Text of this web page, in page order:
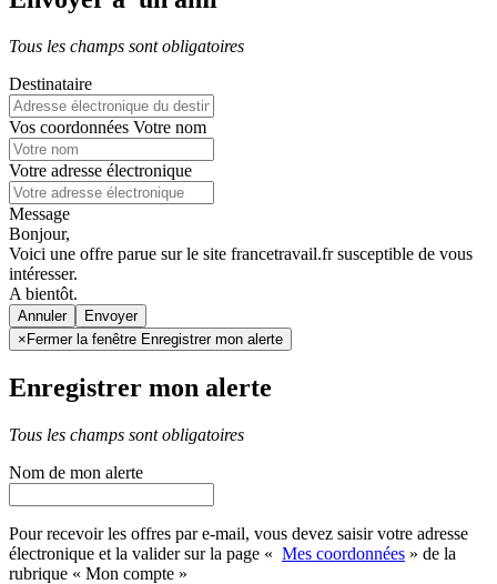
Tous les champs sont obligatoires
Destinataire
Vos coordonnées Votre nom
Votre adresse électronique
Message
Bonjour,
Voici une offre parue sur le site francetravail.fr susceptible de vous
intéresser.
A bientôt.
Annuler
× Fermer la fenêtre Enregistrer mon alerte
Enregistrer mon alerte
Tous les champs sont obligatoires
Nom de mon alerte
Pour recevoir les offres par e-mail, vous devez saisir votre adresse
électronique et la valider sur la page « Mes coordonnées » de la
rubrique « Mon compte »